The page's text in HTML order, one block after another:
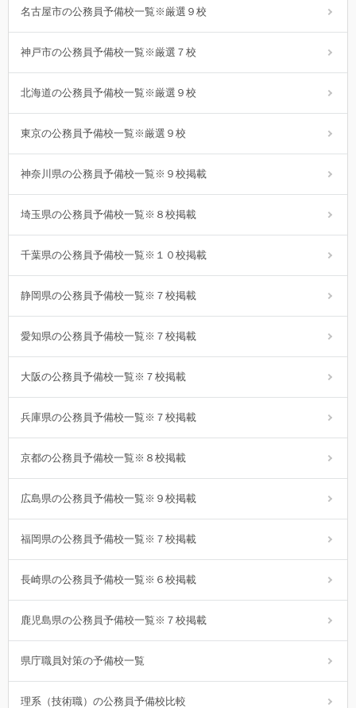
名古屋市の公務員予備校一覧※厳選９校
神戸市の公務員予備校一覧※厳選７校
北海道の公務員予備校一覧※厳選９校
東京の公務員予備校一覧※厳選９校
神奈川県の公務員予備校一覧※９校掲載
埼玉県の公務員予備校一覧※８校掲載
千葉県の公務員予備校一覧※１０校掲載
静岡県の公務員予備校一覧※７校掲載
愛知県の公務員予備校一覧※７校掲載
大阪の公務員予備校一覧※７校掲載
兵庫県の公務員予備校一覧※７校掲載
京都の公務員予備校一覧※８校掲載
広島県の公務員予備校一覧※９校掲載
福岡県の公務員予備校一覧※７校掲載
長崎県の公務員予備校一覧※６校掲載
鹿児島県の公務員予備校一覧※７校掲載
県庁職員対策の予備校一覧
理系（技術職）の公務員予備校比較